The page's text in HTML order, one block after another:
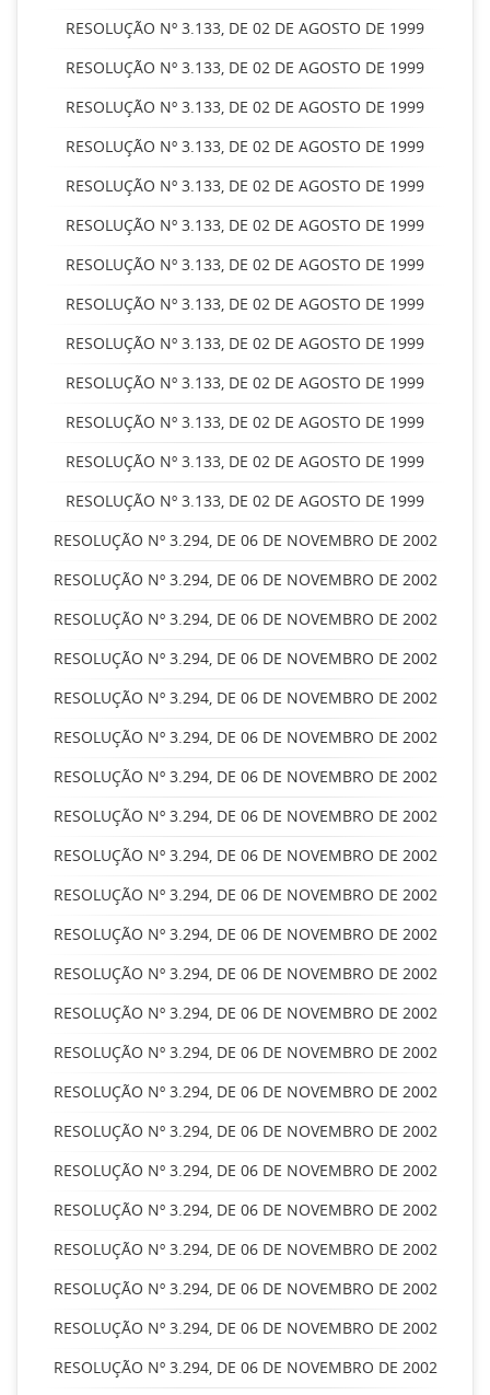
RESOLUÇÃO Nº 3.133, DE 02 DE AGOSTO DE 1999
RESOLUÇÃO Nº 3.133, DE 02 DE AGOSTO DE 1999
RESOLUÇÃO Nº 3.133, DE 02 DE AGOSTO DE 1999
RESOLUÇÃO Nº 3.133, DE 02 DE AGOSTO DE 1999
RESOLUÇÃO Nº 3.133, DE 02 DE AGOSTO DE 1999
RESOLUÇÃO Nº 3.133, DE 02 DE AGOSTO DE 1999
RESOLUÇÃO Nº 3.133, DE 02 DE AGOSTO DE 1999
RESOLUÇÃO Nº 3.133, DE 02 DE AGOSTO DE 1999
RESOLUÇÃO Nº 3.133, DE 02 DE AGOSTO DE 1999
RESOLUÇÃO Nº 3.133, DE 02 DE AGOSTO DE 1999
RESOLUÇÃO Nº 3.133, DE 02 DE AGOSTO DE 1999
RESOLUÇÃO Nº 3.133, DE 02 DE AGOSTO DE 1999
RESOLUÇÃO Nº 3.133, DE 02 DE AGOSTO DE 1999
RESOLUÇÃO Nº 3.294, DE 06 DE NOVEMBRO DE 2002
RESOLUÇÃO Nº 3.294, DE 06 DE NOVEMBRO DE 2002
RESOLUÇÃO Nº 3.294, DE 06 DE NOVEMBRO DE 2002
RESOLUÇÃO Nº 3.294, DE 06 DE NOVEMBRO DE 2002
RESOLUÇÃO Nº 3.294, DE 06 DE NOVEMBRO DE 2002
RESOLUÇÃO Nº 3.294, DE 06 DE NOVEMBRO DE 2002
RESOLUÇÃO Nº 3.294, DE 06 DE NOVEMBRO DE 2002
RESOLUÇÃO Nº 3.294, DE 06 DE NOVEMBRO DE 2002
RESOLUÇÃO Nº 3.294, DE 06 DE NOVEMBRO DE 2002
RESOLUÇÃO Nº 3.294, DE 06 DE NOVEMBRO DE 2002
RESOLUÇÃO Nº 3.294, DE 06 DE NOVEMBRO DE 2002
RESOLUÇÃO Nº 3.294, DE 06 DE NOVEMBRO DE 2002
RESOLUÇÃO Nº 3.294, DE 06 DE NOVEMBRO DE 2002
RESOLUÇÃO Nº 3.294, DE 06 DE NOVEMBRO DE 2002
RESOLUÇÃO Nº 3.294, DE 06 DE NOVEMBRO DE 2002
RESOLUÇÃO Nº 3.294, DE 06 DE NOVEMBRO DE 2002
RESOLUÇÃO Nº 3.294, DE 06 DE NOVEMBRO DE 2002
RESOLUÇÃO Nº 3.294, DE 06 DE NOVEMBRO DE 2002
RESOLUÇÃO Nº 3.294, DE 06 DE NOVEMBRO DE 2002
RESOLUÇÃO Nº 3.294, DE 06 DE NOVEMBRO DE 2002
RESOLUÇÃO Nº 3.294, DE 06 DE NOVEMBRO DE 2002
RESOLUÇÃO Nº 3.294, DE 06 DE NOVEMBRO DE 2002